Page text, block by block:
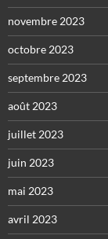
novembre 2023
octobre 2023
septembre 2023
août 2023
juillet 2023
juin 2023
mai 2023
avril 2023